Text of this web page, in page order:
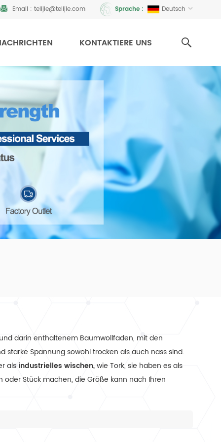
Sprache : Deutsch
Email : telijie@telijie.com
KONTAKTIERE UNS
darin enthaltenem Baumwollfaden, mit den
starke Spannung sowohl trocken als auch nass sind.
als industrielles wischen,wie Tork, sie haben es als
Stück machen, die Größe kann nach Ihren